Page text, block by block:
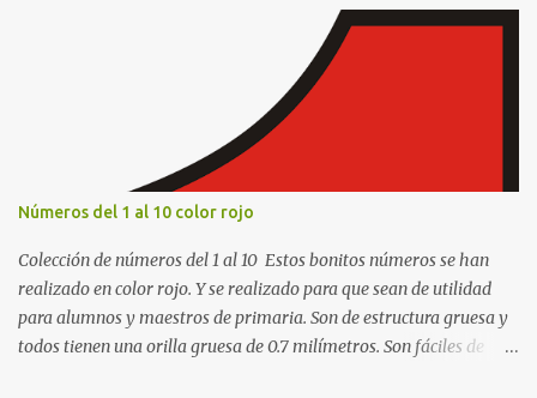
Números del 1 al 10 color rojo
Colección de números del 1 al 10 Estos bonitos números se han
realizado en color rojo. Y se realizado para que sean de utilidad
para alumnos y maestros de primaria. Son de estructura gruesa y
todos tienen una orilla gruesa de 0.7 milímetros. Son fáciles de